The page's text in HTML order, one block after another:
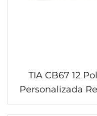
TIA CB67 12
Personalizada
Descartável